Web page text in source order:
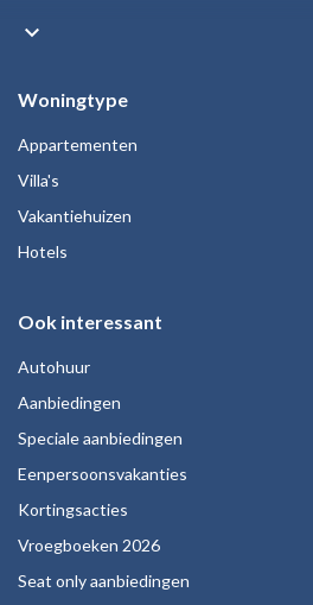
keyboard_arrow_down
Woningtype
Appartementen
Villa's
Vakantiehuizen
Hotels
Ook interessant
Autohuur
Aanbiedingen
Speciale aanbiedingen
Eenpersoonsvakanties
Kortingsacties
Vroegboeken 2026
Seat only aanbiedingen